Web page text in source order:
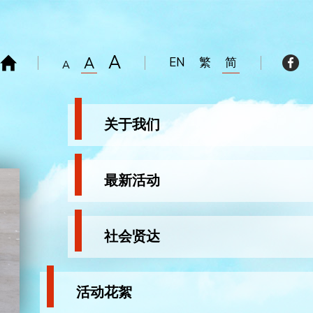
A A A EN 繁 简
关于我们
最新活动
社会贤达
活动花絮